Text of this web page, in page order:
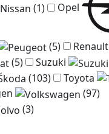
(1) Opel
(5) Renault
(5) Suzuki
(103) Toyota
(97)
(3)